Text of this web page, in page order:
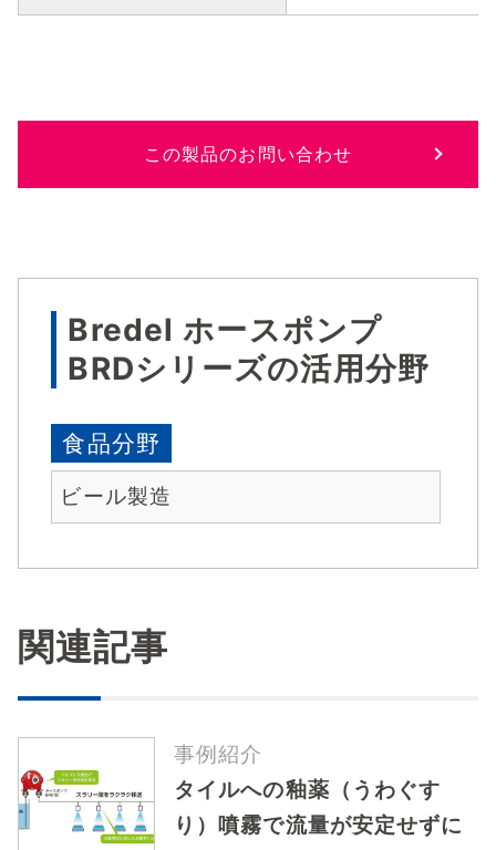
この製品のお問い合わせ
Bredel ホースポンプ
BRDシリーズの活用分野
食品分野
ビール製造
関連記事
事例紹介
タイルへの釉薬（うわぐす
り）噴霧で流量が安定せずに